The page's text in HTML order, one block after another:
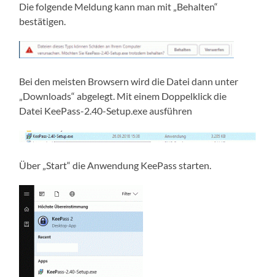
Die folgende Meldung kann man mit „Behalten“
bestätigen.
Bei den meisten Browsern wird die Datei dann unter
„Downloads“ abgelegt. Mit einem Doppelklick die
Datei KeePass-2.40-Setup.exe ausführen
Über „Start“ die Anwendung KeePass starten.